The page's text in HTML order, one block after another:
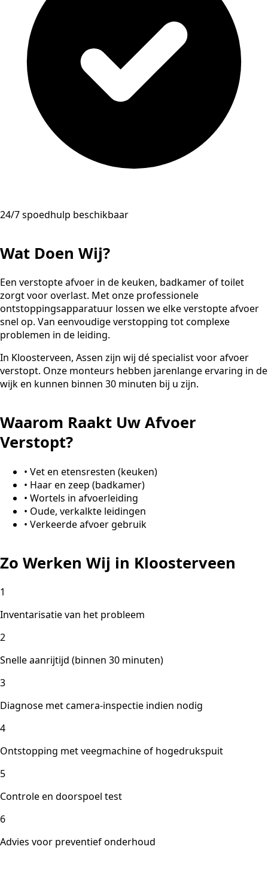
24/7 spoedhulp beschikbaar
Wat Doen Wij?
Een verstopte afvoer in de keuken, badkamer of toilet
zorgt voor overlast. Met onze professionele
ontstoppingsapparatuur lossen we elke verstopte afvoer
snel op. Van eenvoudige verstopping tot complexe
problemen in de leiding.
In Kloosterveen, Assen zijn wij dé specialist voor afvoer
verstopt. Onze monteurs hebben jarenlange ervaring in de
wijk en kunnen binnen 30 minuten bij u zijn.
Waarom Raakt Uw Afvoer
Verstopt?
• Vet en etensresten (keuken)
• Haar en zeep (badkamer)
• Wortels in afvoerleiding
• Oude, verkalkte leidingen
• Verkeerde afvoer gebruik
Zo Werken Wij in Kloosterveen
1
Inventarisatie van het probleem
2
Snelle aanrijtijd (binnen 30 minuten)
3
Diagnose met camera-inspectie indien nodig
4
Ontstopping met veegmachine of hogedrukspuit
5
Controle en doorspoel test
6
Advies voor preventief onderhoud